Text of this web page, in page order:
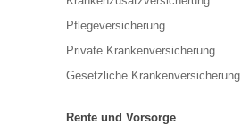
Pflegeversicherung
Private Krankenversicherung
Gesetzliche Krankenversicherung
Rente und Vorsorge